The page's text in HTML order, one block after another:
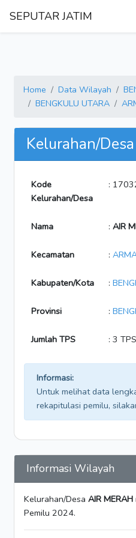
SEPUTAR JATIM
Home Data Wilayah
BENGKULU UTARA
Kelurahan/
Kode
Kelurahan/Desa
:
Nama : AIR
Kecamatan :
Kabupaten/Kota :
Provinsi :
Jumlah TPS : 3 TPS
Informasi:
Untuk melihat data
rekapitulasi pemilu,
Informasi Wilayah
Kelurahan/Desa AIR MERAH
Pemilu 2024.